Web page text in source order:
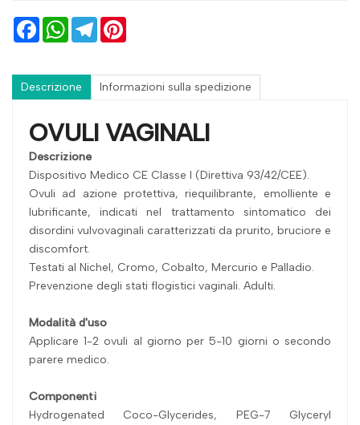
FacebookWhatsAppTelegram
Descrizione Informazioni sulla spedizione
OVULI VAGINALI
Descrizione
Dispositivo Medico CE Classe I (Direttiva 93/42/CEE).
Ovuli ad azione protettiva, riequilibrante, emolliente e
lubrificante, indicati nel trattamento sintomatico dei
disordini vulvovaginali caratterizzati da prurito, bruciore e
discomfort.
Testati al Nichel, Cromo, Cobalto, Mercurio e Palladio.
Prevenzione degli stati flogistici vaginali. Adulti.
Modalità d'uso
Applicare 1-2 ovuli al giorno per 5-10 giorni o secondo
parere medico.
Componenti
Hydrogenated Coco-Glycerides, PEG-7 Glyceryl